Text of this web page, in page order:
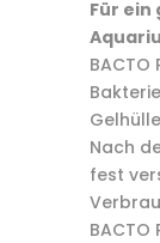
Für ein
BACTO
Nach
fest
BACTO